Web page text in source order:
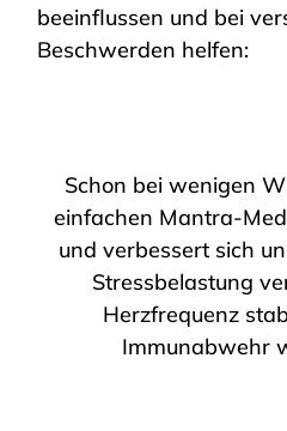
beeinflussen und bei
Beschwerden helfen:
Schon bei wenigen
einfachen Mantra-
und verbessert sich
Stressbelastung
Herzfrequenz
Immunabwehr